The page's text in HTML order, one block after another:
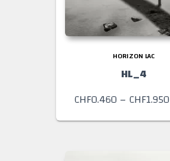
HORIZON LAC
HL_4
CHF0.460– CHF1.950